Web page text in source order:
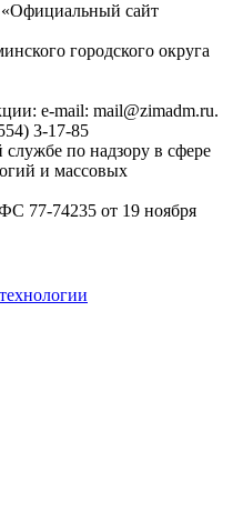
«Официальный сайт
городского округа
e-mail: mail@zimadm.ru.
3-17-85
по надзору в сфере
и массовых
77-74235 от 19 ноября